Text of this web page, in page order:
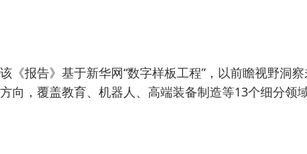
该《报告》基于新华网“数字样板工程”，以前瞻视野洞
方向，覆盖教育、机器人、高端装备制造等13个细分